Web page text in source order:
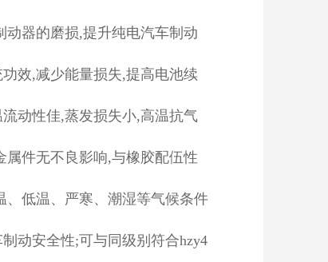
动器的磨损,提升纯电汽车制动
效,减少能量损失,提高电池续
动性佳,蒸发损失小,高温抗气
属件无不良影响,与橡胶配伍性
、低温、严寒、潮湿等气候条件
动安全性;可与同级别符合hzy4